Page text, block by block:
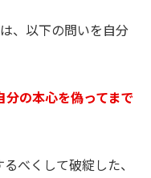
、以下の問いを自分
分の本心を偽ってまで
べくして破綻した、